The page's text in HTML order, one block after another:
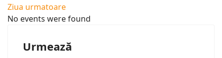
Ziua urmatoare
No events were found
Urmează